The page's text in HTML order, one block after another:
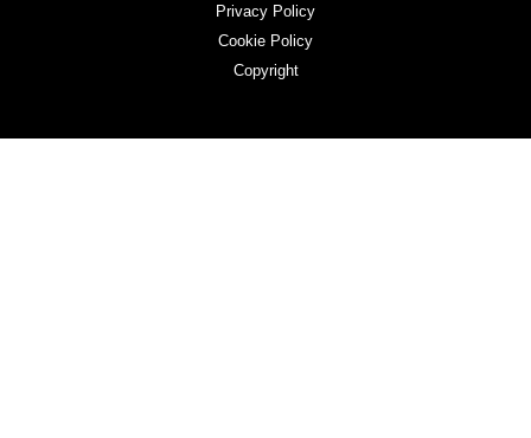
Privacy Policy
Cookie Policy
Copyright